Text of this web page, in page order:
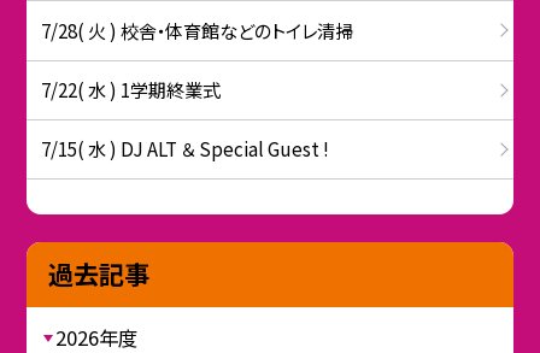
7/28( 火 ) 校舎・体育館などのトイレ清掃
7/22( 水 ) 1学期終業式
7/15( 水 ) DJ ALT ＆ Special Guest !
過去記事
2026年度